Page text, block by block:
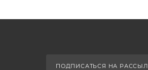
ПОДПИСАТЬСЯ НА